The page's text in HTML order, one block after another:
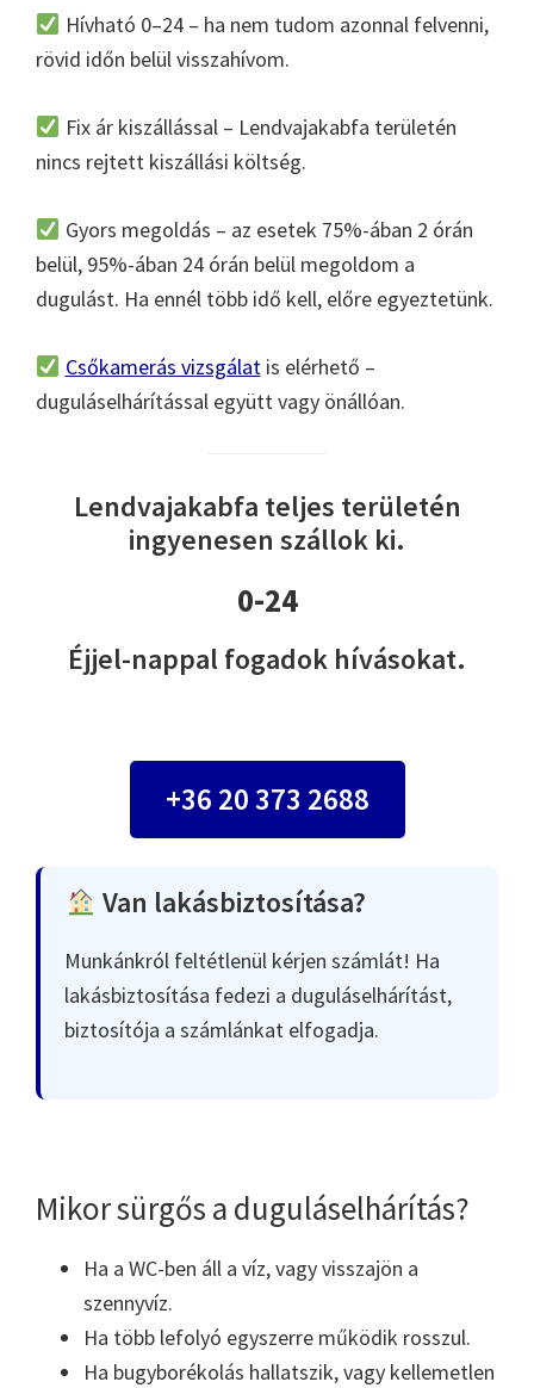
Hívható 0–24 – ha nem tudom azonnal felvenni,
rövid időn belül visszahívom.
Fix ár kiszállással – Lendvajakabfa területén
nincs rejtett kiszállási költség.
Gyors megoldás – az esetek 75%-ában 2 órán
belül, 95%-ában 24 órán belül megoldom a
dugulást. Ha ennél több idő kell, előre egyeztetünk.
Csőkamerás vizsgálatis elérhető –
duguláselhárítással együtt vagy önállóan.
Lendvajakabfa teljes területén
ingyenesen szállok ki.
0-24
Éjjel-nappal fogadok hívásokat.
+36 20 373 2688
Van lakásbiztosítása?
Munkánkról feltétlenül kérjen számlát! Ha
lakásbiztosítása fedezi a duguláselhárítást,
biztosítója a számlánkat elfogadja.
Mikor sürgős a duguláselhárítás?
Ha a WC-ben áll a víz, vagy visszajön a
szennyvíz.
Ha több lefolyó egyszerre működik rosszul.
Ha bugyborékolás hallatszik, vagy kellemetlen